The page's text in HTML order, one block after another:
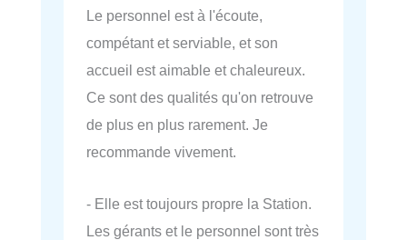
Le personnel est à l'écoute,
compétant et serviable, et son
accueil est aimable et chaleureux.
Ce sont des qualités qu'on retrouve
de plus en plus rarement. Je
recommande vivement.
- Elle est toujours propre la Station.
Les gérants et le personnel sont très